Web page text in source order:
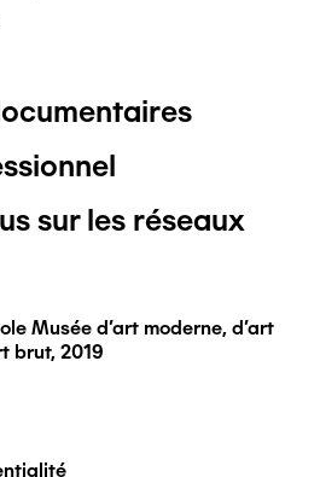
sur les réseaux
Musée d'art moderne, d'art
brut, 2019